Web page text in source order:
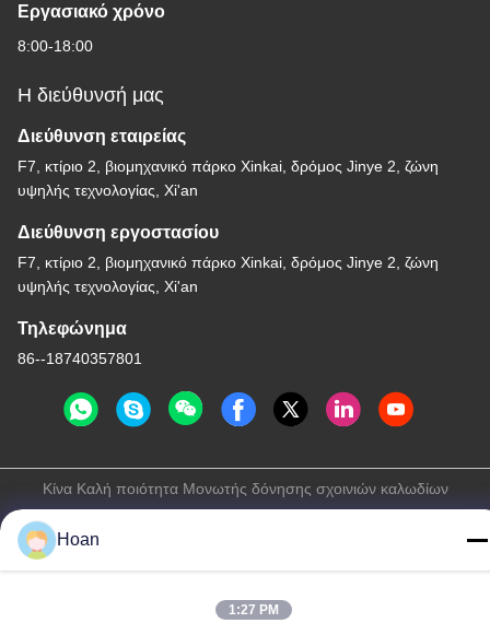
Εργασιακό χρόνο
8:00-18:00
Η διεύθυνσή μας
Διεύθυνση εταιρείας
F7, κτίριο 2, βιομηχανικό πάρκο Xinkai, δρόμος Jinye 2, ζώνη
υψηλής τεχνολογίας, Xi'an
Διεύθυνση εργοστασίου
F7, κτίριο 2, βιομηχανικό πάρκο Xinkai, δρόμος Jinye 2, ζώνη
υψηλής τεχνολογίας, Xi'an
Τηλεφώνημα
86--18740357801
Πολιτική απορρήτου|Sitemap
Κίνα Καλή ποιότητα Μονωτής δόνησης σχοινιών καλωδίων
Προμηθευτής. 2024-2026 Xi'an Hoan Microwave Co., Ltd. .
Διατηρούνται όλα τα πνευματικά δικαιώματα.
Hoan
1:27 PM